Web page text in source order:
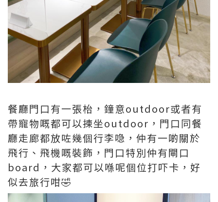
餐廳門口有一張枱，鐘意outdoor或者有
帶寵物嘅都可以揀坐outdoor，門口同餐
廳走廊都放咗幾個行李喼，仲有一啲關於
飛行、飛機嘅裝飾，門口特別仲有閘口
board，大家都可以喺呢個位打吓卡，好
似去旅行咁🤣